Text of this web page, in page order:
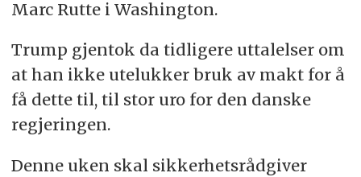
Marc Rutte i Washington.
Trump gjentok da tidligere uttalelser om
at han ikke utelukker bruk av makt for å
få dette til, til stor uro for den danske
regjeringen.
Denne uken skal sikkerhetsrådgiver